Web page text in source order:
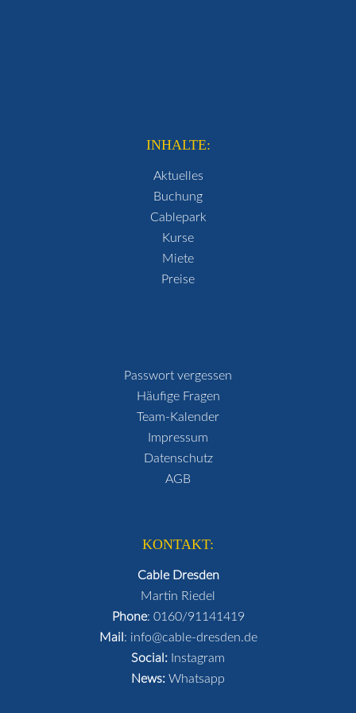
INHALTE:
Aktuelles
Buchung
Cablepark
Kurse
Miete
Preise
Passwort vergessen
Häufige Fragen
Team-Kalender
Impressum
Datenschutz
AGB
KONTAKT:
Cable Dresden
Martin Riedel
Phone: 0160/91141419
Mail : info@cable-dresden.de
Social: Instagram
News: Whatsapp